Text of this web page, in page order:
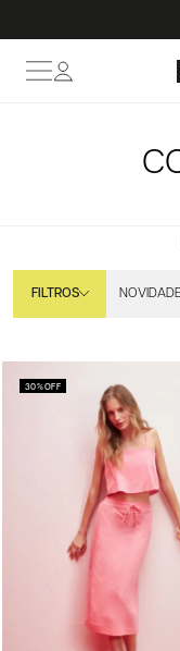
FILTROS
30%OFF